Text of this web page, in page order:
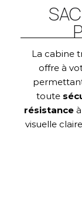
La cabine
offre à
toute
résistance
visuelle